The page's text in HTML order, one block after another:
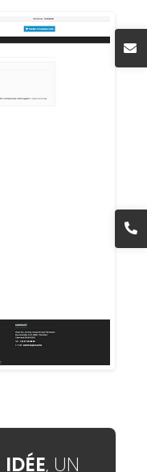
IDÉE, UN